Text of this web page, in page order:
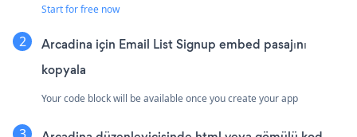
Start for free now
Arcadina için Email List Signup embed pasajını
kopyala
Your code block will be available once you create your app